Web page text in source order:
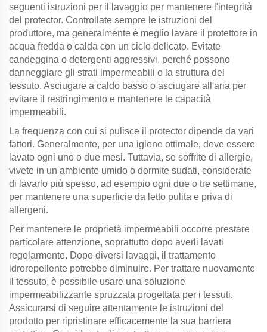
seguenti istruzioni per il lavaggio per mantenere l'integrità
del protector. Controllate sempre le istruzioni del
produttore, ma generalmente è meglio lavare il protettore in
acqua fredda o calda con un ciclo delicato. Evitate
candeggina o detergenti aggressivi, perché possono
danneggiare gli strati impermeabili o la struttura del
tessuto. Asciugare a caldo basso o asciugare all'aria per
evitare il restringimento e mantenere le capacità
impermeabili.
La frequenza con cui si pulisce il protector dipende da vari
fattori. Generalmente, per una igiene ottimale, deve essere
lavato ogni uno o due mesi. Tuttavia, se soffrite di allergie,
vivete in un ambiente umido o dormite sudati, considerate
di lavarlo più spesso, ad esempio ogni due o tre settimane,
per mantenere una superficie da letto pulita e priva di
allergeni.
Per mantenere le proprietà impermeabili occorre prestare
particolare attenzione, soprattutto dopo averli lavati
regolarmente. Dopo diversi lavaggi, il trattamento
idrorepellente potrebbe diminuire. Per trattare nuovamente
il tessuto, è possibile usare una soluzione
impermeabilizzante spruzzata progettata per i tessuti.
Assicurarsi di seguire attentamente le istruzioni del
prodotto per ripristinare efficacemente la sua barriera